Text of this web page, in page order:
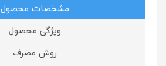
مشخصات محصول
ویژگی محصول
روش مصرف